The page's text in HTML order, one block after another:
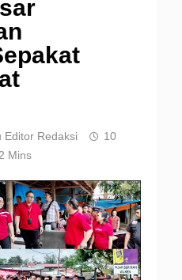
Editor Redaksi
10
2 Mins